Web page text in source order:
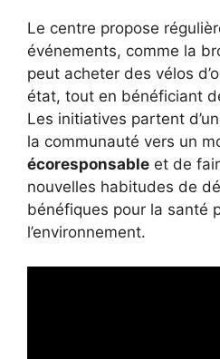
Le centre propose
événements, comme la
peut acheter des vélos
état, tout en bénéficiant
Les initiatives partent
la communauté vers un
écoresponsable et de
nouvelles habitudes de
bénéfiques pour la santé
l’environnement.